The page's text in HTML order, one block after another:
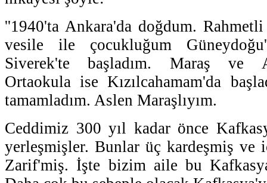
''1940'ta Ankara'da doğdum.
vesile ile çocukluğum
Siverek'te başladım. Maraş ve
Ortaokula ise Kızılcahamam'da
tamamladım. Aslen Maraşlıyım.
Ceddimiz 300 yıl kadar önce
yerleşmişler. Bunlar üç kardeşmiş ve
Zarif'miş. İşte bizim aile bu